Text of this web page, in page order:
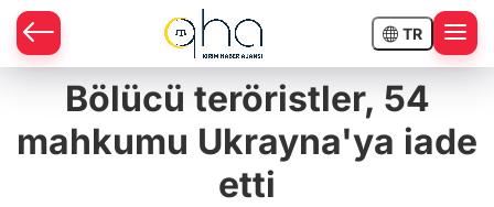
TR
Bölücü teröristler, 54
mahkumu Ukrayna'ya iade
etti